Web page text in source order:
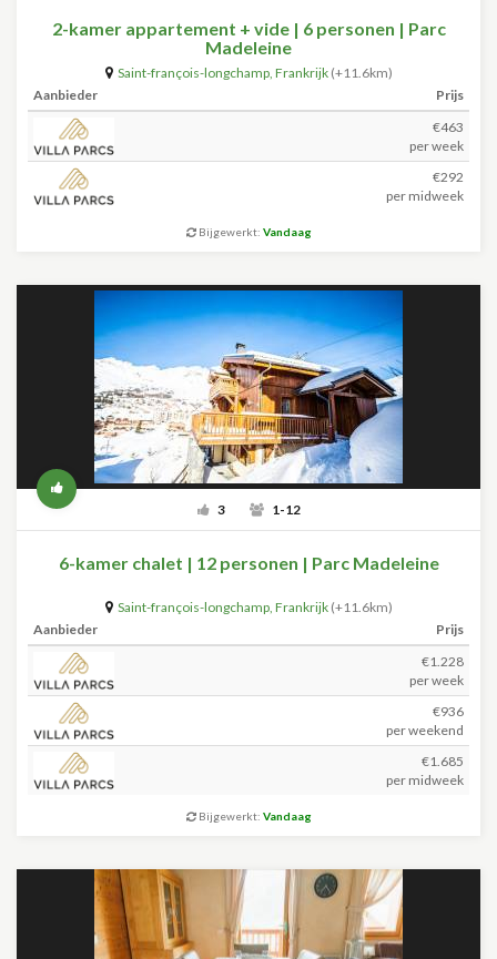
2-kamer appartement + vide | 6 personen | Parc
Madeleine
Saint-françois-longchamp, Frankrijk (+11.6km)
Aanbieder
Prijs
€463
per week
€292
per midweek
Bijgewerkt: Vandaag
3 1-12
6-kamer chalet | 12 personen | Parc Madeleine
Saint-françois-longchamp, Frankrijk (+11.6km)
Aanbieder
Prijs
€1.228
per week
€936
per weekend
€1.685
per midweek
Bijgewerkt: Vandaag